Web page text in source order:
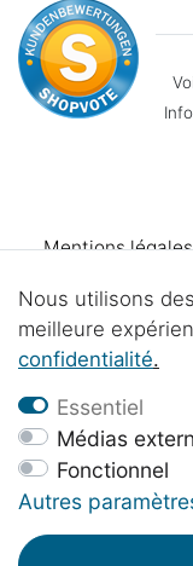
Mentions légales
Conditions
Droit de
Contact
Nous utilisons
meilleure
confidentialité.
Essentiel
Médias
Fonctionnel
Autres